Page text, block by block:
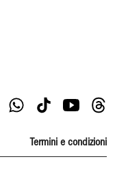
Termini e condizioni